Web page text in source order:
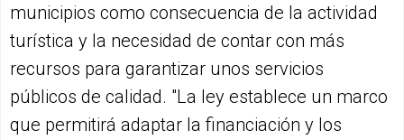
municipios como consecuencia de la actividad
turística y la necesidad de contar con más
recursos para garantizar unos servicios
públicos de calidad. "La ley establece un marco
que permitirá adaptar la financiación y los